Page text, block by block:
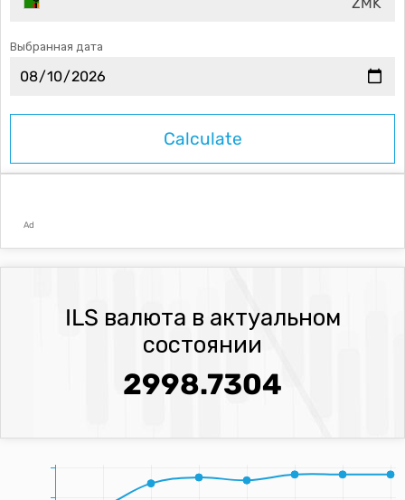
Выбранная дата
Ad
ILS валюта в актуальном
состоянии
2998.7304